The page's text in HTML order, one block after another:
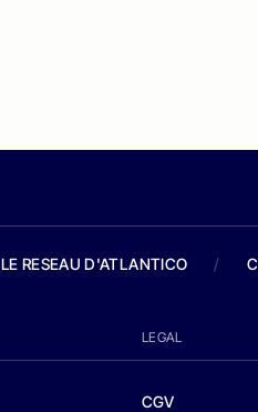
LE RESEAU D'ATLANTICO /
LEGAL
CGV